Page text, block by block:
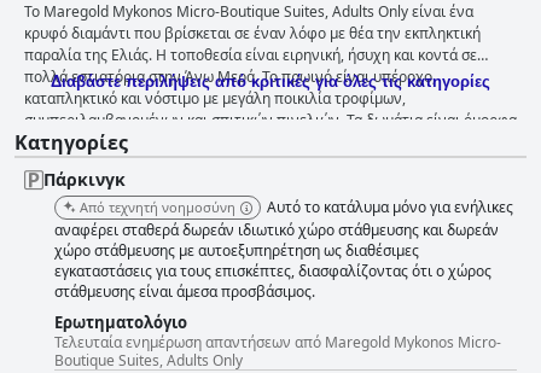
Το Maregold Mykonos Micro-Boutique Suites, Adults Only είναι ένα
κρυφό διαμάντι που βρίσκεται σε έναν λόφο με θέα την εκπληκτική
παραλία της Ελιάς. Η τοποθεσία είναι ειρηνική, ήσυχη και κοντά σε
πολλά εστιατόρια στην Άνω Μερά. Το πρωινό είναι υπέροχο,
καταπληκτικό και νόστιμο με μεγάλη ποικιλία τροφίμων,
συμπεριλαμβανομένων και σπιτικών πινελιών. Τα δωμάτια είναι όμορφα
επιπλωμένα και διακοσμημένα, μοντέρνα, άνετα και καλά εξοπλισμένα
με ιδιωτικές πισίνες ή υδρομασάζ, υδρομασάζ και μπαλκόνια με
εκπληκτική θέα. Το ξενοδοχείο είναι άψογα καθαρό και το προσωπικό
είναι φανταστικό, φιλικό και εξαιρετικά εξυπηρετικό. Η πισίνα αποτελεί
σημείο αναφοράς για πολλούς επισκέπτες με μια πισίνα υπερχείλισης
που διαθέτει εκπληκτική θέα στον ωκεανό. Το ξενοδοχείο είναι ένας
προορισμός μόνο για ενήλικες, ιδανικός για ζευγάρια που αναζητούν
ιδιωτικότητα και χαλάρωση. Συνολικά, το Maregold Mykonos Micro-
Boutique Suites, Adults Only, είναι ένα πολυτελές και ρομαντικό
ξενοδοχείο που προσφέρει μια υπέροχη διαμονή στη Μύκονο.
Διαβάστε περιλήψεις από κριτικές για όλες τις κατηγορίες
Κατηγορίες
Πάρκινγκ
Από τεχνητή νοημοσύνη
Αυτό το κατάλυμα μόνο για ενήλικες
αναφέρει σταθερά δωρεάν ιδιωτικό χώρο στάθμευσης και δωρεάν
χώρο στάθμευσης με αυτοεξυπηρέτηση ως διαθέσιμες
εγκαταστάσεις για τους επισκέπτες, διασφαλίζοντας ότι ο χώρος
στάθμευσης είναι άμεσα προσβάσιμος.
Ερωτηματολόγιο
Τελευταία ενημέρωση απαντήσεων από Maregold Mykonos Micro-
Boutique Suites, Adults Only